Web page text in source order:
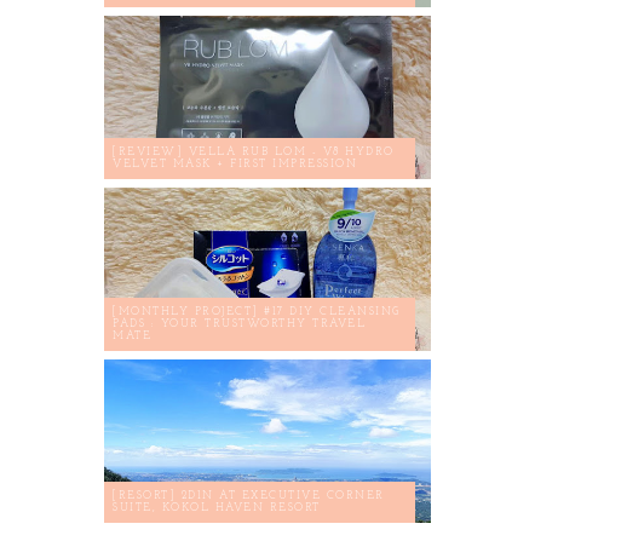
[REVIEW] VELLA RUB LOM - V8 HYDRO
VELVET MASK + FIRST IMPRESSION
[MONTHLY PROJECT] #17 DIY CLEANSING
PADS : YOUR TRUSTWORTHY TRAVEL
MATE
[RESORT] 2D1N AT EXECUTIVE CORNER
SUITE, KOKOL HAVEN RESORT